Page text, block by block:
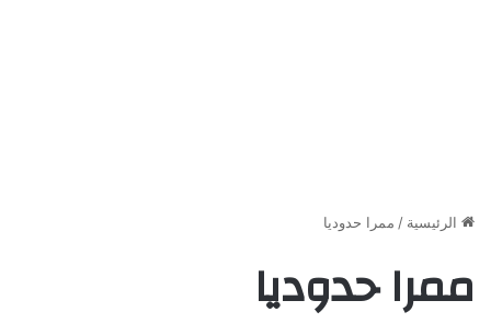
الرئيسية / ممرا حدوديا
ممرا حدوديا